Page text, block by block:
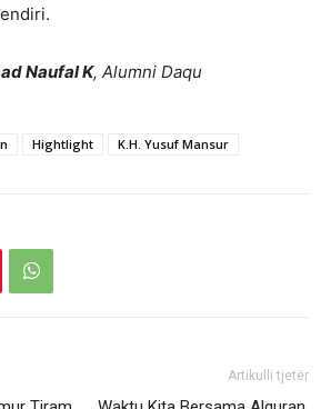
Naufal K, Alumni Daqu
Hightlight K.H. Yusuf Mansur
Artikulli tjetër